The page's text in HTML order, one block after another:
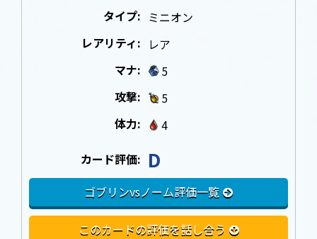
タイプ: ミニオン
レアリティ: レア
マナ:
5
攻撃:
5
体力:
4
カード評価: D
ゴブリンvsノーム評価一覧
このカードの評価を話し合う